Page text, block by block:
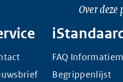
Over
FAQ
Begrippenlijst